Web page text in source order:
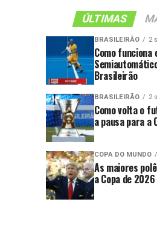
ÚLTIMAS
BRASILEIRÃO 2
Como funciona
Brasileirão
BRASILEIRÃO 2
Como volta o
a pausa para a
COPA DO MUNDO
As maiores
a Copa de 2026